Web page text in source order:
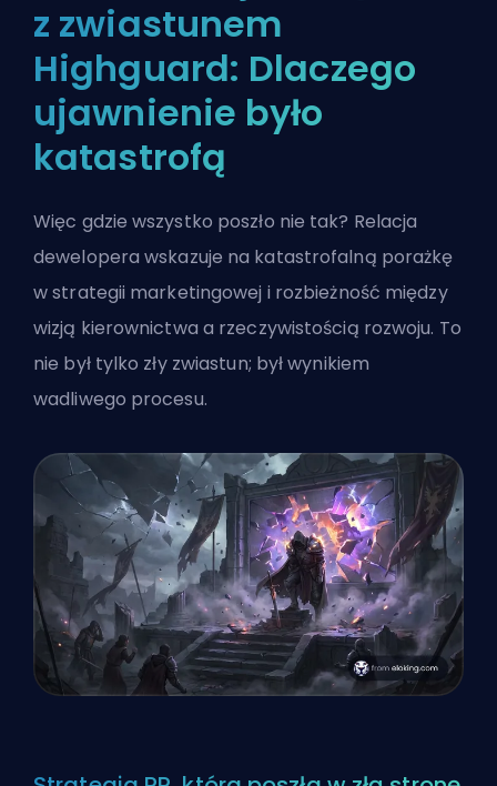
z zwiastunem
Highguard: Dlaczego
ujawnienie było
katastrofą
Więc gdzie wszystko poszło nie tak? Relacja
dewelopera wskazuje na katastrofalną porażkę
w strategii marketingowej i rozbieżność między
wizją kierownictwa a rzeczywistością rozwoju. To
nie był tylko zły zwiastun; był wynikiem
wadliwego procesu.